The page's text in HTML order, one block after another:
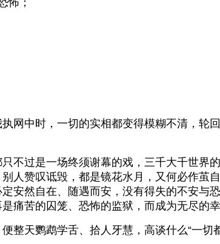
中时，一切的实相都变得模糊不清，轮
过是一场终须谢幕的戏，三千大千世界
人赞叹诋毁，都是镜花水月，又何必作茧
安然自在、随遇而安，没有得失的不安与
痛苦的囚笼、恐怖的监狱，而成为无尽的幸
天鹦鹉学舌、拾人牙慧，高谈什么“一切